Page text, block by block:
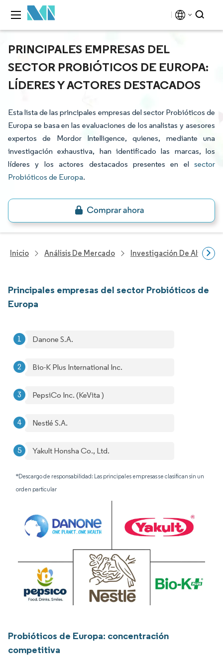
PRINCIPALES EMPRESAS DEL
SECTOR PROBIÓTICOS DE EUROPA:
LÍDERES Y ACTORES DESTACADOS
Esta lista de las principales empresas del sector Probióticos de
Europa se basa en las evaluaciones de los analistas y asesores
expertos de Mordor Intelligence, quienes, mediante una
investigación exhaustiva, han identificado las marcas, los
líderes y los actores destacados presentes en el sector
Probióticos de Europa.
Inicio Análisis De Mercado Investigación De
Principales empresas del sector Probióticos de
Europa
Danone S.A.
Bio-K Plus International Inc.
PepsiCo Inc. (KeVita )
Nestlé S.A.
Yakult Honsha Co., Ltd.
*Descargo de responsabilidad: Las principales empresas se clasifican sin un
orden particular
Probióticos de Europa: concentración
competitiva